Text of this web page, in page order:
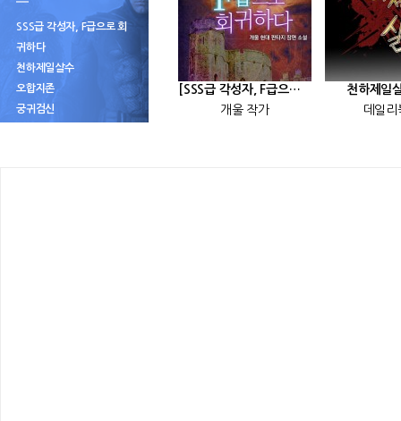
SSS급 각성자, F급으로 회
귀하다
천하제일살수
오합지존
궁귀검신
[SSS급 각성자, F급으로 회귀하다] 25화
개울 작가
천하제일
데일리